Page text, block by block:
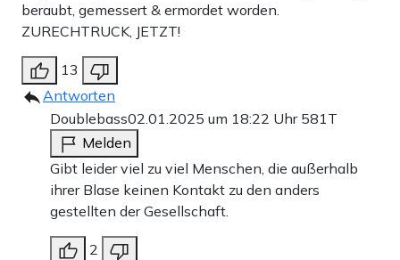
beraubt, gemessert & ermordet worden.
ZURECHTRUCK, JETZT!
13
Antworten
Doublebass02.01.2025 um 18:22 Uhr 581T
Melden
Gibt leider viel zu viel Menschen, die außerhalb
ihrer Blase keinen Kontakt zu den anders
gestellten der Gesellschaft.
2